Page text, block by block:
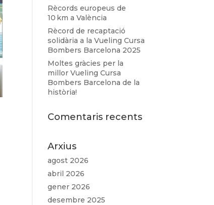
Rècords europeus de
10 km a València
Rècord de recaptació
solidària a la Vueling Cursa
Bombers Barcelona 2025
Moltes gràcies per la
millor Vueling Cursa
Bombers Barcelona de la
història!
Comentaris recents
Arxius
agost 2026
abril 2026
gener 2026
desembre 2025